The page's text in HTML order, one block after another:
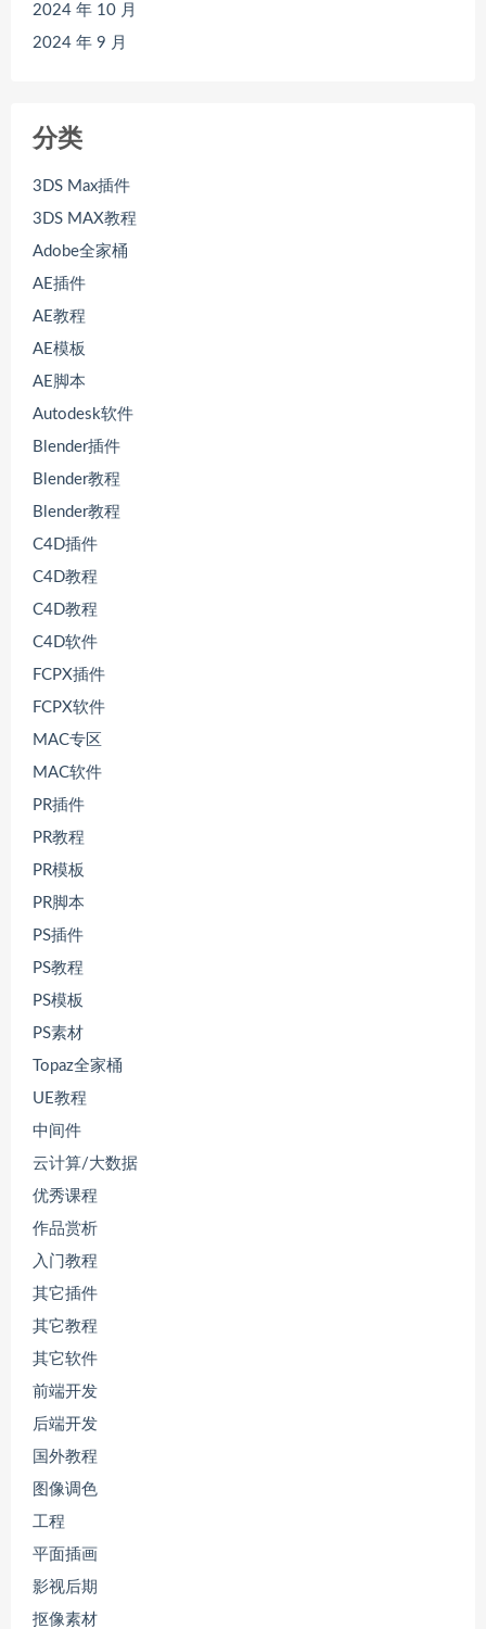
2024 年 10 月
2024 年 9 月
分类
3DS Max插件
3DS MAX教程
Adobe全家桶
AE插件
AE教程
AE模板
AE脚本
Autodesk软件
Blender插件
Blender教程
Blender教程
C4D插件
C4D教程
C4D教程
C4D软件
FCPX插件
FCPX软件
MAC专区
MAC软件
PR插件
PR教程
PR模板
PR脚本
PS插件
PS教程
PS模板
PS素材
Topaz全家桶
UE教程
中间件
云计算/大数据
优秀课程
作品赏析
入门教程
其它插件
其它教程
其它软件
前端开发
后端开发
国外教程
图像调色
工程
平面插画
影视后期
抠像素材